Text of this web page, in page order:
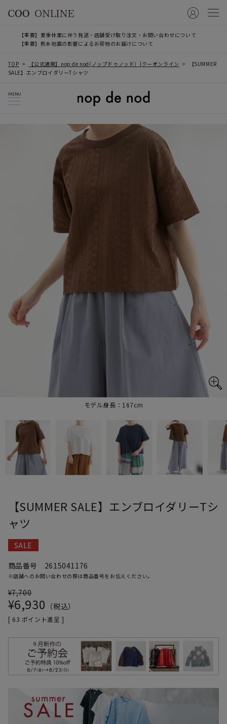
【重要】夏季休業に伴う発送・店舗受け取り注文・お問い合わせについて
【重要】熊本地震の影響によるお荷物のお届けについて
TOP 【公式通販】nop de nod(ノップドゥノッド）|クーオンライン
【SUMMER
SALE】エンブロイダリーTシャツ
MENU
モデル身長：167cm
【SUMMER SALE】エンブロイダリーTシ
ャツ
SALE
商品番号
2615041176
※店舗へのお問い合わせの際は商品番号をお伝えください。
¥7,700
¥6,930 税込
[ 63 ポイント進呈 ]